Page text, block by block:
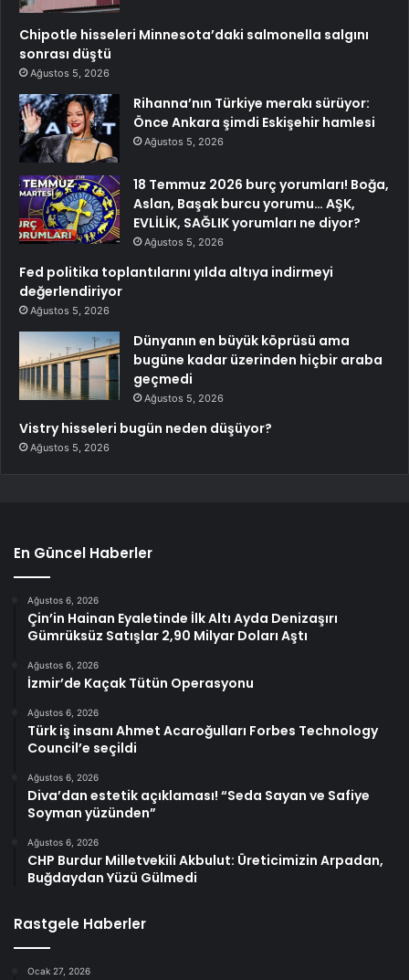
Chipotle hisseleri Minnesota’daki salmonella salgını
sonrası düştü
Ağustos 5, 2026
Rihanna’nın Türkiye merakı sürüyor:
Önce Ankara şimdi Eskişehir hamlesi
Ağustos 5, 2026
18 Temmuz 2026 burç yorumları! Boğa,
Aslan, Başak burcu yorumu… AŞK,
EVLİLİK, SAĞLIK yorumları ne diyor?
Ağustos 5, 2026
Fed politika toplantılarını yılda altıya indirmeyi
değerlendiriyor
Ağustos 5, 2026
Dünyanın en büyük köprüsü ama
bugüne kadar üzerinden hiçbir araba
geçmedi
Ağustos 5, 2026
Vistry hisseleri bugün neden düşüyor?
Ağustos 5, 2026
En Güncel Haberler
Ağustos 6, 2026
Çin’in Hainan Eyaletinde İlk Altı Ayda Denizaşırı
Gümrüksüz Satışlar 2,90 Milyar Doları Aştı
Ağustos 6, 2026
İzmir’de Kaçak Tütün Operasyonu
Ağustos 6, 2026
Türk iş insanı Ahmet Acaroğulları Forbes Technology
Council’e seçildi
Ağustos 6, 2026
Diva’dan estetik açıklaması! “Seda Sayan ve Safiye
Soyman yüzünden”
Ağustos 6, 2026
CHP Burdur Milletvekili Akbulut: Üreticimizin Arpadan,
Buğdaydan Yüzü Gülmedi
Rastgele Haberler
Ocak 27, 2026